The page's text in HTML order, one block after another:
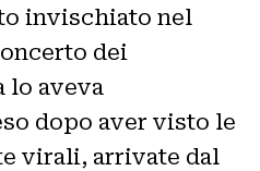
invischiato nel
dei
lo aveva
dopo aver visto le
virali, arrivate dal